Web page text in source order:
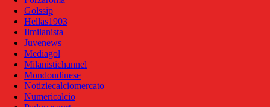
Golssip
Hellas1903
Ilmilanista
Juvenews
Mediagol
Milanistichannel
Mondoudinese
Notiziecalciomercato
Numericalcio